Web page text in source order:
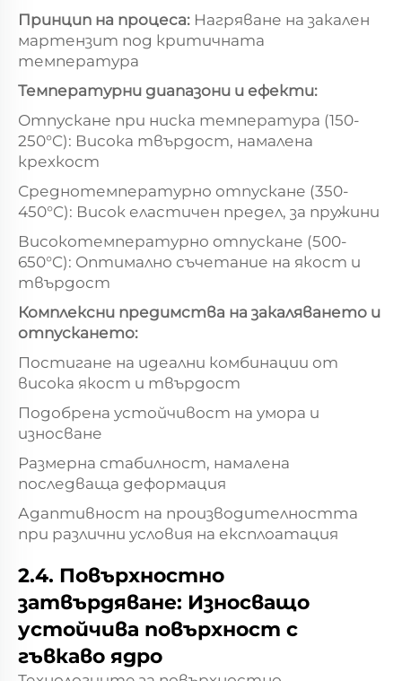
Принцип на процеса: Нагряване на закален
мартензит под критичната
температура
Температурни диапазони и ефекти:
Отпускане при ниска температура (150-
250°C): Висока твърдост, намалена
крехкост
Среднотемпературно отпускане (350-
450°C): Висок еластичен предел, за пружини
Високотемпературно отпускане (500-
650°C): Оптимално съчетание на якост и
твърдост
Комплексни предимства на закаляването и
отпускането:
Постигане на идеални комбинации от
висока якост и твърдост
Подобрена устойчивост на умора и
износване
Размерна стабилност, намалена
последваща деформация
Адаптивност на производителността
при различни условия на експлоатация
2.4. Повърхностно
затвърдяване: Износващо
устойчива повърхност с
гъвкаво ядро